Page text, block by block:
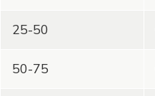
25-50
50-75